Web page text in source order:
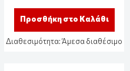
Προσθήκη στο Καλάθι
Διαθεσιμότητα:Άμεσα διαθέσιμο